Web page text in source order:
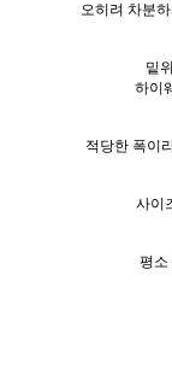
오히려 차분
밑
하이
적당한 폭이
사이
평소